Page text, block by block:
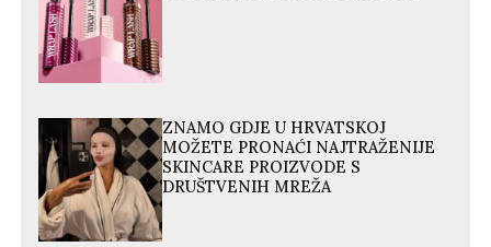
ZNAMO GDJE U HRVATSKOJ
MOŽETE PRONAĆI NAJTRAŽENIJE
SKINCARE PROIZVODE S
DRUŠTVENIH MREŽA